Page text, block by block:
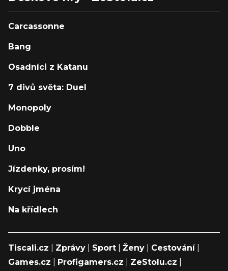
Carcassonne
Bang
Osadníci z Katanu
7 divů světa: Duel
Monopoly
Dobble
Uno
Jízdenky, prosím!
Krycí jména
Na křídlech
Tiscali.cz Zprávy Sport Ženy Cestování|
Games.cz
Profigamers.cz ZeStolu.cz